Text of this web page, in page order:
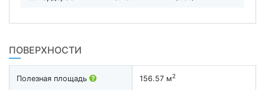
ПОВЕРХНОСТИ
Полезная площадь 156.57 м2